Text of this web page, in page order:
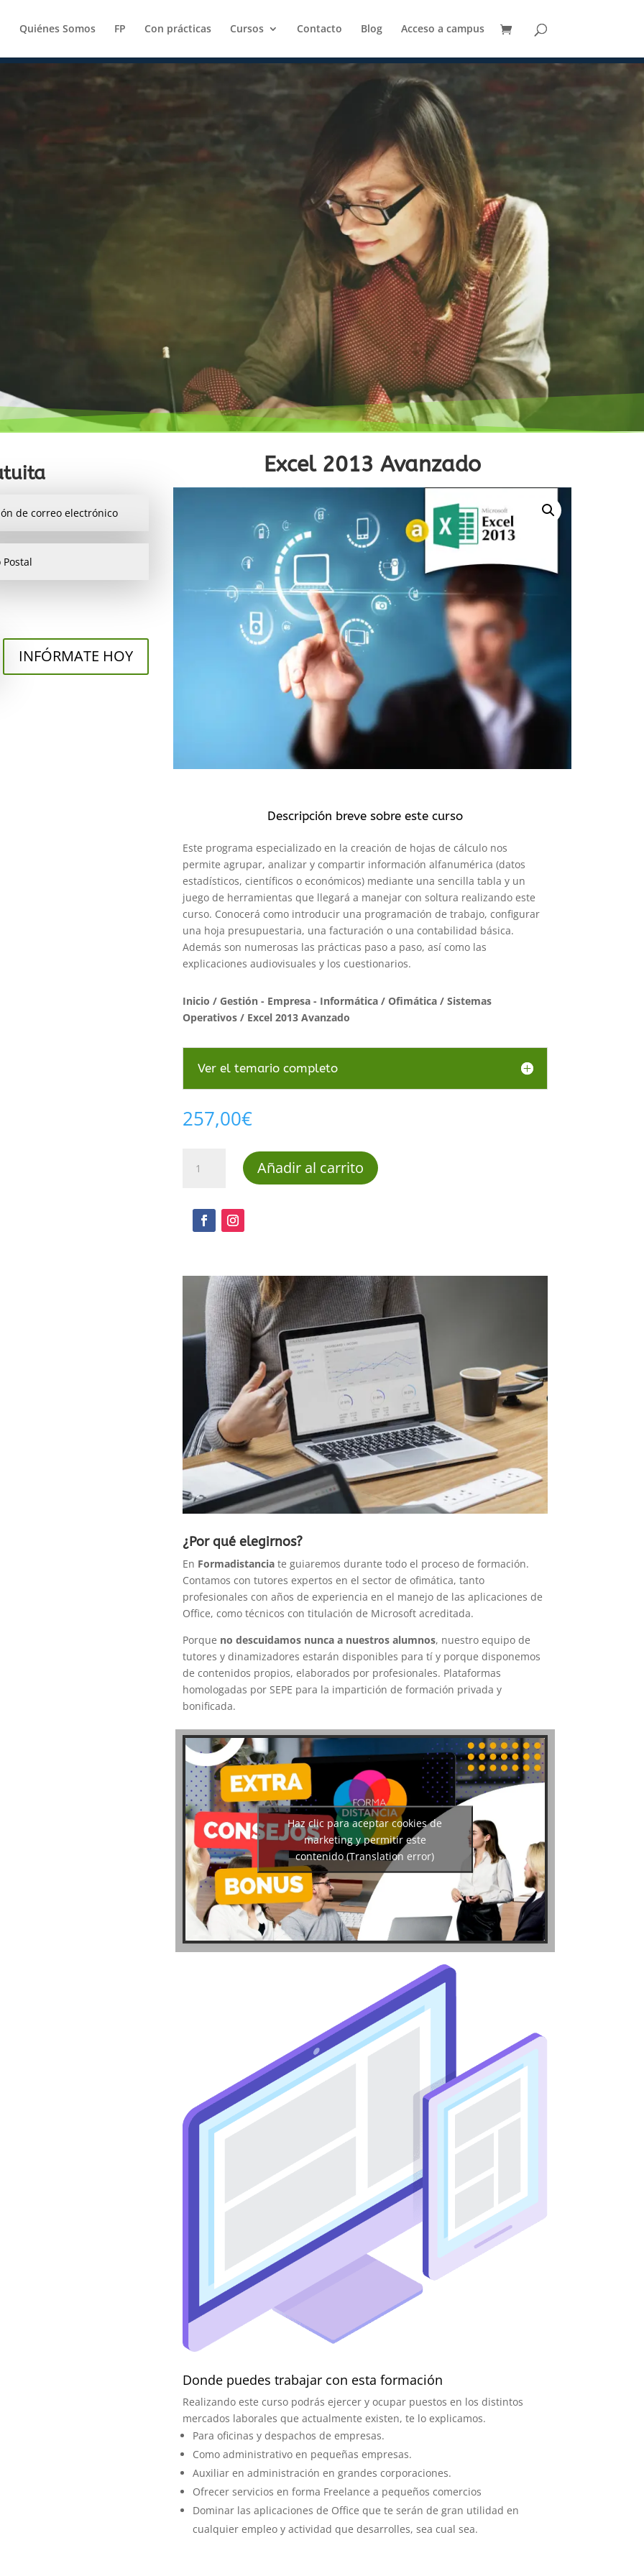
Quiénes Somos FP Con prácticas Cursos Contacto Blog Acceso a campus
INFÓRMATE HOY
Excel 2013 Avanzado
Descripción breve sobre este curso
Este programa especializado en la creación de hojas de cálculo nos
permite agrupar, analizar y compartir información alfanumérica (datos
estadísticos, científicos o económicos) mediante una sencilla tabla y un
juego de herramientas que llegará a manejar con soltura realizando este
curso. Conocerá como introducir una programación de trabajo, configurar
una hoja presupuestaria, una facturación o una contabilidad básica.
Además son numerosas las prácticas paso a paso, así como las
explicaciones audiovisuales y los cuestionarios.
Inicio / Gestión - Empresa - Informática/ Ofimática / Sistemas
Operativos/ Excel 2013 Avanzado
Ver el temario completo
257,00€
2013
cantidad
Añadir al carrito
¿Por qué elegirnos?
En Formadistanciate guiaremos durante todo el proceso de formación.
Contamos con tutores expertos en el sector de ofimática, tanto
profesionales con años de experiencia en el manejo de las aplicaciones de
Office, como técnicos con titulación de Microsoft acreditada.
Porque no descuidamos nunca a nuestros alumnos, nuestro equipo de
tutores y dinamizadores estarán disponibles para tí y porque disponemos
de contenidos propios, elaborados por profesionales. Plataformas
homologadas por SEPE para la impartición de formación privada y
bonificada.
Haz clic para aceptar cookies de
marketing y permitir este
contenido (Translation error)
Donde puedes trabajar con esta formación
Realizando este curso podrás ejercer y ocupar puestos en los distintos
mercados laborales que actualmente existen, te lo explicamos.
Para oficinas y despachos de empresas.
Como administrativo en pequeñas empresas.
Auxiliar en administración en grandes corporaciones.
Ofrecer servicios en forma Freelance a pequeños comercios
Dominar las aplicaciones de Office que te serán de gran utilidad en
cualquier empleo y actividad que desarrolles, sea cual sea.